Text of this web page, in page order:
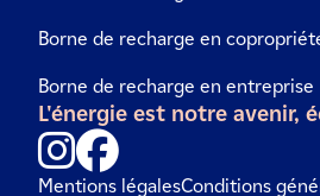
Borne de recharge en
Borne de recharge en entreprise
L'énergie est notre avenir,
Mentions légalesConditions